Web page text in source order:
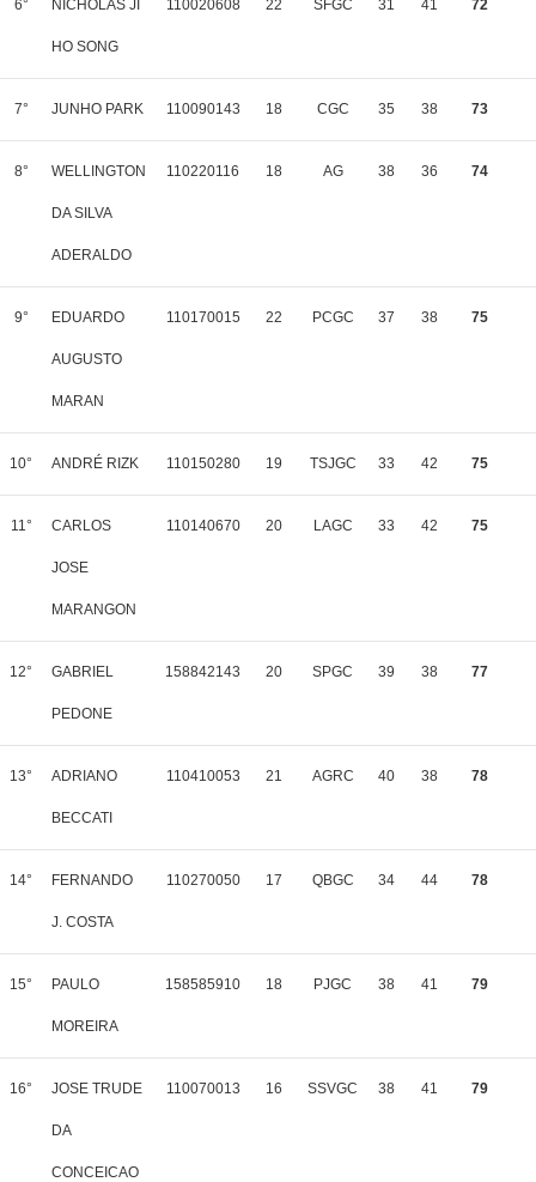
6° NICHOLAS JI
HO SONG
110020608 22 SFGC 31 41 72
7° JUNHO PARK 110090143 18 CGC 35 38 73
8° WELLINGTON
DA SILVA
ADERALDO
110220116 18 AG 38 36 74
9° EDUARDO
AUGUSTO
MARAN
110170015 22 PCGC 37 38 75
10° ANDRÉ RIZK 110150280 19 TSJGC 33 42 75
11° CARLOS
JOSE
MARANGON
110140670 20 LAGC 33 42 75
12° GABRIEL
PEDONE
158842143 20 SPGC 39 38 77
13° ADRIANO
BECCATI
110410053 21 AGRC 40 38 78
14° FERNANDO
J. COSTA
110270050 17 QBGC 34 44 78
15° PAULO
MOREIRA
158585910 18 PJGC 38 41 79
16° JOSE TRUDE
DA
CONCEICAO
110070013 16 SSVGC 38 41 79